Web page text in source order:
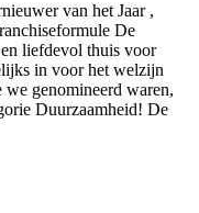
van het Jaar ,
De
liefdevol thuis voor
in voor het welzijn
genomineerd waren,
Duurzaamheid! De